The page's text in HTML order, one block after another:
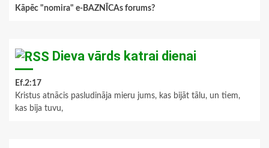
Kāpēc "nomira" e-BAZNĪCAs forums?
Dieva vārds katrai dienai
Ef.2:17
Kristus atnācis pasludināja mieru jums, kas bijāt tālu, un tiem,
kas bija tuvu,